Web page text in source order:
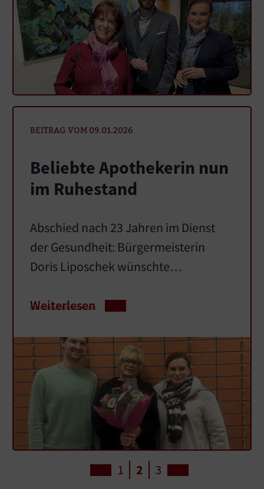
BEITRAG VOM 09.01.2026
Beliebte Apothekerin nun
im Ruhestand
Abschied nach 23 Jahren im Dienst
der Gesundheit: Bürgermeisterin
Doris Liposchek wünschte…
Weiterlesen
1 2 3